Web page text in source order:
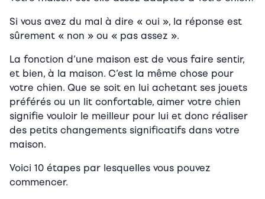
Si vous avez du mal à dire « oui », la réponse est
sûrement « non » ou « pas assez ».
La fonction d’une maison est de vous faire sentir,
et bien, à la maison. C’est la même chose pour
votre chien. Que se soit en lui achetant ses jouets
préférés ou un lit confortable, aimer votre chien
signifie vouloir le meilleur pour lui et donc réaliser
des petits changements significatifs dans votre
maison.
Voici 10 étapes par lesquelles vous pouvez
commencer.